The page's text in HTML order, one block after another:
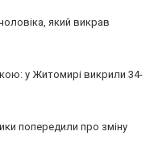
який викрав
у Житомирі викрили 34-
попередили про зміну